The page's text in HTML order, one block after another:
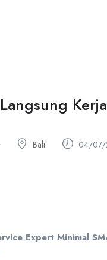
Bali 04/
Expert Minimal